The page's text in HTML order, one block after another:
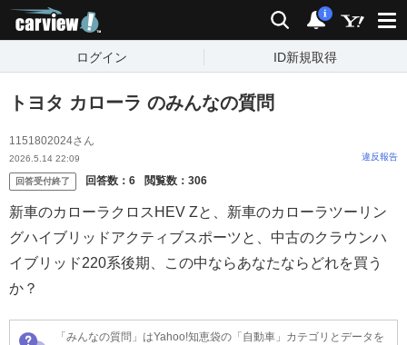
検索 通知
i
ログイン ID新規取得
トヨタ カローラ のみんなの質問
1151802024さん
2026.5.14 22:09 違反報告
回答受付終了 回答数： 6 閲覧数： 306
新車のカローラクロスHEV Zと、新車のカローラツーリン
グハイブリッドアクティブスポーツと、中古のクラウンハ
イブリッド220系後期、この中ならあなたならどれを買う
か？
「みんなの質問」はYahoo!知恵袋の「自動車」カテゴリとデータを